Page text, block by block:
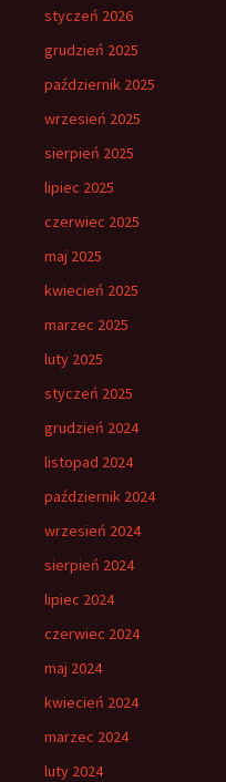
styczeń 2026
grudzień 2025
październik 2025
wrzesień 2025
sierpień 2025
lipiec 2025
czerwiec 2025
maj 2025
kwiecień 2025
marzec 2025
luty 2025
styczeń 2025
grudzień 2024
listopad 2024
październik 2024
wrzesień 2024
sierpień 2024
lipiec 2024
czerwiec 2024
maj 2024
kwiecień 2024
marzec 2024
luty 2024